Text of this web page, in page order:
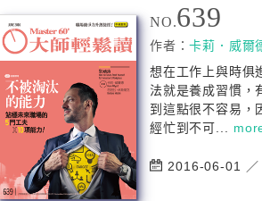
NO.639
作者：卡莉．威爾
想在工作上與時俱
法就是養成習慣，
到這點很不容易，
經忙到不可...
2016-06-01 ／